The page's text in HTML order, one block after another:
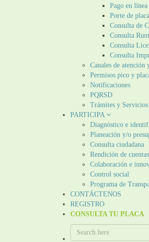
Pago en
Porte de placa
Consulta de
Consulta Runt
Consulta
Consulta
Canales de atención
Permisos pico y
Notificaciones
PQRSD
Trámites y Servicios
PARTICIPA
Diagnóstico e
Planeación y/o
Consulta ciudadana
Rendición de cuentas
Colaboración e
Control social
Programa de
CONTÁCTENOS
REGISTRO
CONSULTA TU PLACA